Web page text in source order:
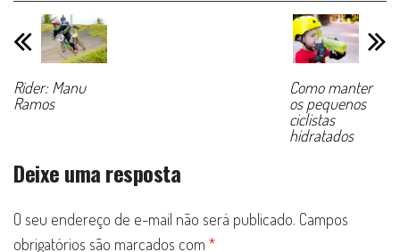
Rider: Manu
Ramos
Como manter
os pequenos
ciclistas
hidratados
Deixe uma resposta
O seu endereço de e-mail não será publicado. Campos
obrigatórios são marcados com *